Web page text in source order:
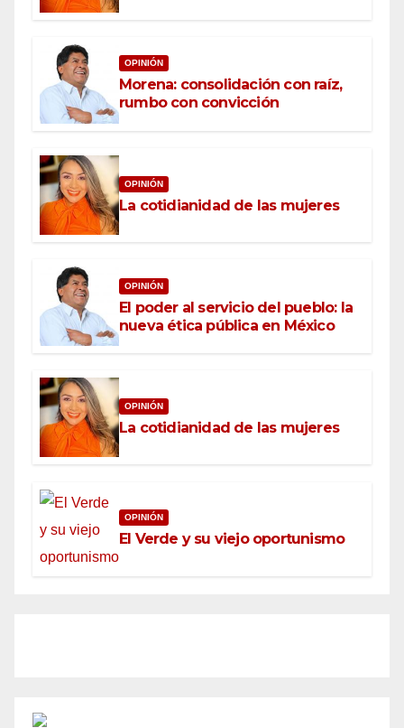
OPINIÓN
Morena: consolidación con raíz,
rumbo con convicción
OPINIÓN
La cotidianidad de las mujeres
OPINIÓN
El poder al servicio del pueblo: la
nueva ética pública en México
OPINIÓN
La cotidianidad de las mujeres
OPINIÓN
El Verde y su viejo oportunismo